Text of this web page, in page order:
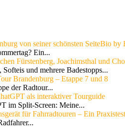
von seiner schönsten SeiteBio by
Ein...
Fürstenberg, Joachimsthal und
und mehrere Badestopps...
Brandenburg – Etappe 7 und 8
der Radtour...
als interaktiver Tourguide
im Split-Screen: Meine...
für Fahrradtouren – Ein Praxistest